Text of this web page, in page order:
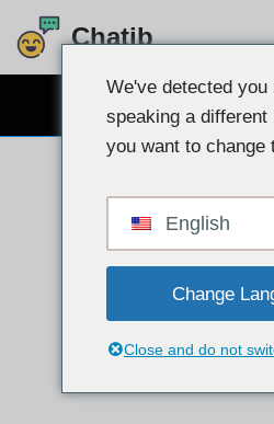
Zum
Chatib
We've detected you
speaking a different
you want to change
English
Change
Close and do not